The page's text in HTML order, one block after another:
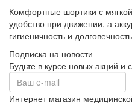
Комфортные шортики с
удобство при движении, а
гигиеничность и
Подписка на новости
Будьте в курсе новых акций и
Интернет магазин